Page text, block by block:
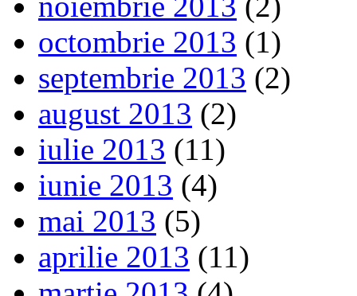
octombrie 2013 (1)
septembrie 2013 (2)
august 2013 (2)
iulie 2013 (11)
iunie 2013 (4)
mai 2013 (5)
aprilie 2013 (11)